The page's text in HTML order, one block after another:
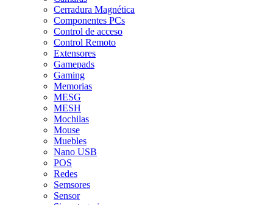
Cerradura Magnética
Componentes PCs
Control de acceso
Control Remoto
Extensores
Gamepads
Gaming
Memorias
MESG
MESH
Mochilas
Mouse
Muebles
Nano USB
POS
Redes
Semsores
Sensor